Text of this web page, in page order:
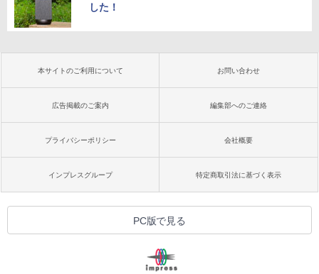
した！
本サイトのご利用について お問い合わせ
広告掲載のご案内 編集部へのご連絡
プライバシーポリシー 会社概要
インプレスグループ 特定商取引法に基づく表示
PC版で見る